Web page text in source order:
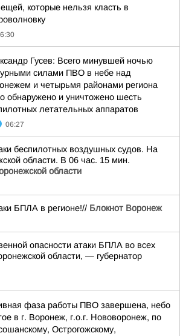
которые нельзя класть в
Гусев: Всего минувшей ночью
силами ПВО в небе над
и четырьмя районами региона
обнаружено и уничтожено шесть
летательных аппаратов
06:27
беспилотных воздушных судов. На
области. В 06 час. 15 мин.
области
БПЛА в регионе!// Блокнот Воронеж
опасности атаки БПЛА во всех
области, — губернатор
фаза работы ПВО завершена, небо
в г. Воронеж, г.о.г. Нововоронеж, по
Острогожскому,